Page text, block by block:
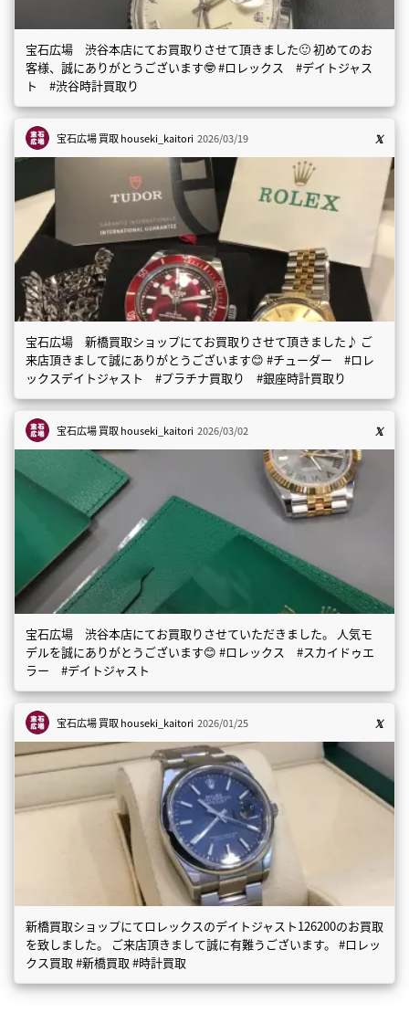
宝石広場 渋谷本店にてお買取りさせて頂きました🙂 初めてのお
客様、誠にありがとうございます🤓 #ロレックス #デイトジャス
ト #渋谷時計買取り
宝石広場 買取houseki_kaitori 2026/03/19
宝石広場 新橋買取ショップにてお買取りさせて頂きました♪ ご
来店頂きまして誠にありがとうございます😊 #チューダー #ロレ
ックスデイトジャスト #プラチナ買取り #銀座時計買取り
宝石広場 買取houseki_kaitori 2026/03/02
宝石広場 渋谷本店にてお買取りさせていただきました。 人気モ
デルを誠にありがとうございます😊 #ロレックス #スカイドゥエ
ラー #デイトジャスト
宝石広場 買取houseki_kaitori 2026/01/25
新橋買取ショップにてロレックスのデイトジャスト126200のお買取
を致しました。 ご来店頂きまして誠に有難うございます。 #ロレッ
クス買取 #新橋買取 #時計買取